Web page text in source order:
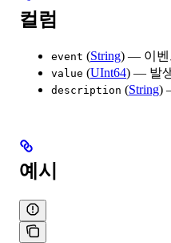
컬럼
event (String) — 이벤
value (UInt64) — 발
description (String)
예시